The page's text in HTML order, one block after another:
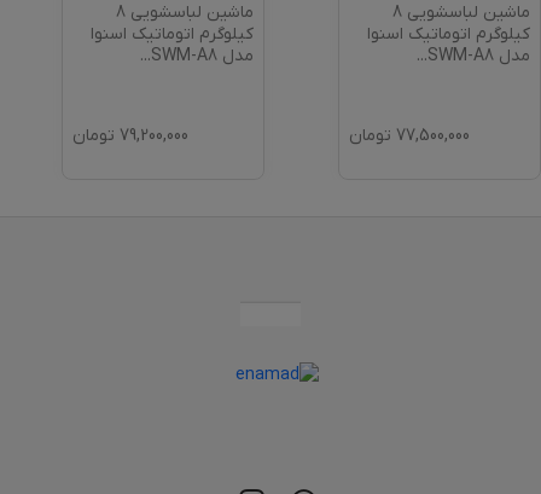
ماشین لباسشویی 8
کیلوگرم اتوماتیک اسنوا
مدل SWM-A8
...
77,500,000 تومان
ماشین لباسشویی 8
کیلوگرم اتوماتیک اسنوا
مدل SWM-A8
...
79,200,000 تومان